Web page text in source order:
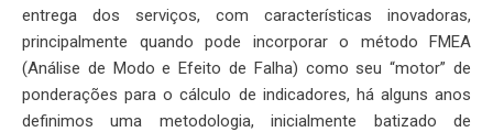
entrega dos serviços, com características inovadoras,
principalmente quando pode incorporar o método FMEA
(Análise de Modo e Efeito de Falha) como seu “motor” de
ponderações para o cálculo de indicadores, há alguns anos
definimos uma metodologia, inicialmente batizado de